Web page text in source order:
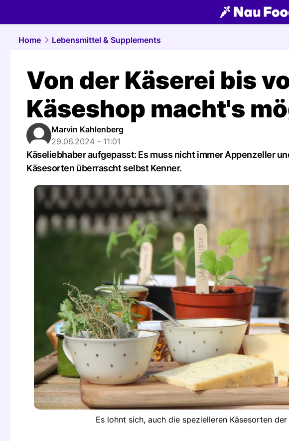
food.NAU.ch
Home
Lebensmittel & Supplements
Von der Käserei bis
Käseshop macht's
Marvin Kahlenberg
29.06.2024 - 11:01
Käseliebhaber aufgepasst: Es muss nicht immer Appenzeller
Käsesorten überrascht selbst Kenner.
Es lohnt sich, auch die spezielleren Käsesorten